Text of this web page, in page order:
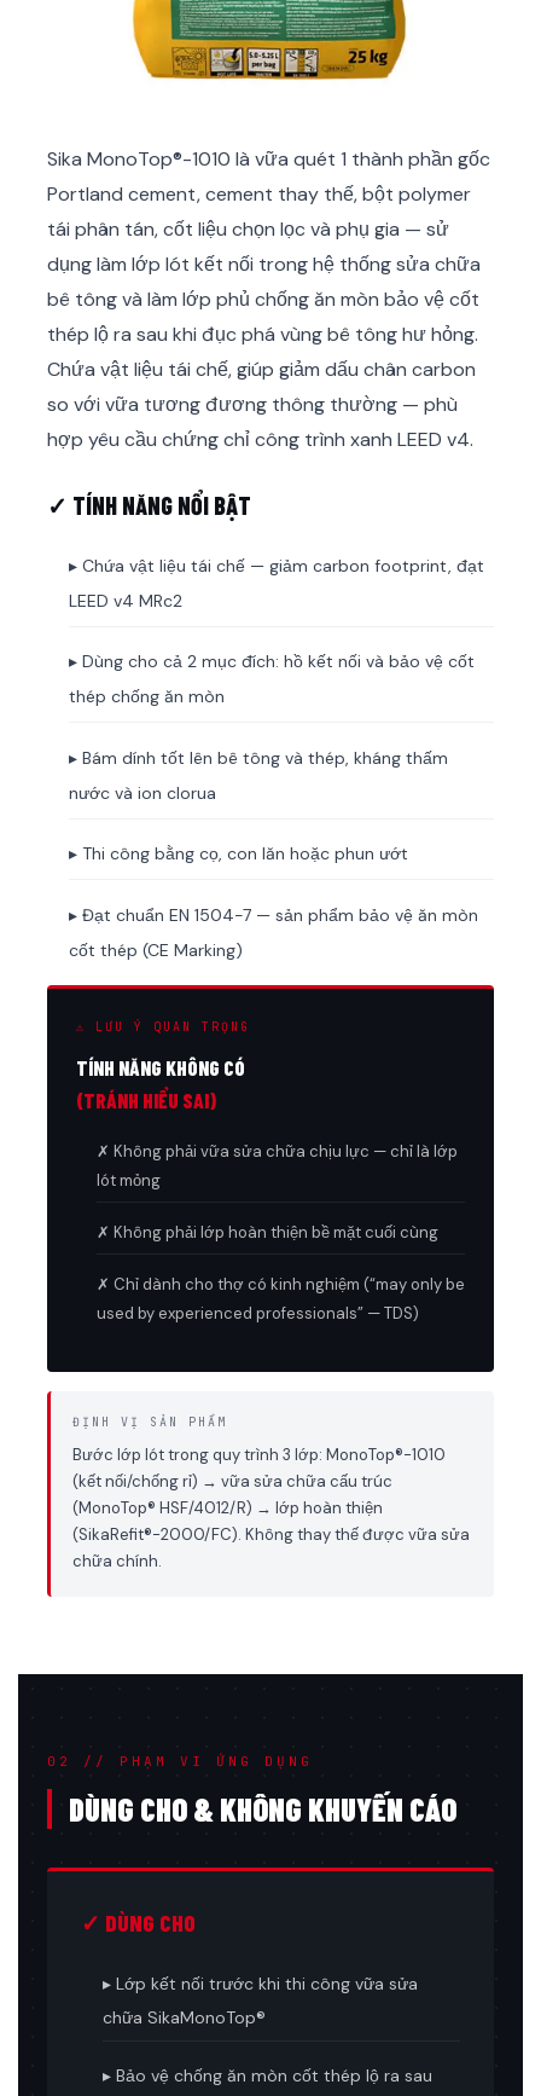
Sika MonoTop®-1010 là vữa quét 1 thành phần gốc
Portland cement, cement thay thế, bột polymer
tái phân tán, cốt liệu chọn lọc và phụ gia — sử
dụng làm lớp lót kết nối trong hệ thống sửa chữa
bê tông và làm lớp phủ chống ăn mòn bảo vệ cốt
thép lộ ra sau khi đục phá vùng bê tông hư hỏng.
Chứa vật liệu tái chế, giúp giảm dấu chân carbon
so với vữa tương đương thông thường — phù
hợp yêu cầu chứng chỉ công trình xanh LEED v4.
✓ TÍNH NĂNG NỔI BẬT
▸ Chứa vật liệu tái chế — giảm carbon footprint, đạt
LEED v4 MRc2
▸ Dùng cho cả 2 mục đích: hồ kết nối và bảo vệ cốt
thép chống ăn mòn
▸ Bám dính tốt lên bê tông và thép, kháng thấm
nước và ion clorua
▸ Thi công bằng cọ, con lăn hoặc phun ướt
▸ Đạt chuẩn EN 1504-7 — sản phẩm bảo vệ ăn mòn
cốt thép (CE Marking)
⚠ LƯU Ý QUAN TRỌNG
TÍNH NĂNG KHÔNG CÓ
(TRÁNH HIỂU SAI)
✗ Không phải vữa sửa chữa chịu lực — chỉ là lớp
lót mỏng
✗ Không phải lớp hoàn thiện bề mặt cuối cùng
✗ Chỉ dành cho thợ có kinh nghiệm (“may only be
used by experienced professionals” — TDS)
ĐỊNH VỊ SẢN PHẨM
Bước lớp lót trong quy trình 3 lớp: MonoTop®-1010
(kết nối/chống rỉ) → vữa sửa chữa cấu trúc
(MonoTop® HSF/4012/R) → lớp hoàn thiện
(SikaRefit®-2000/FC). Không thay thế được vữa sửa
chữa chính.
02 // PHẠM VI ỨNG DỤNG
DÙNG CHO & KHÔNG KHUYẾN CÁO
✓ DÙNG CHO
▸ Lớp kết nối trước khi thi công vữa sửa
chữa SikaMonoTop®
▸ Bảo vệ chống ăn mòn cốt thép lộ ra sau